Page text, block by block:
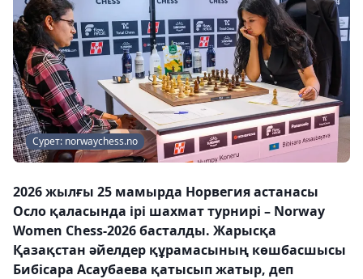
Сурет: norwaychess.no
2026 жылғы 25 мамырда Норвегия астанасы
Осло қаласында ірі шахмат турнирі – Norway
Women Chess-2026 басталды. Жарысқа
Қазақстан әйелдер құрамасының көшбасшысы
Бибісара Асаубаева қатысып жатыр, деп